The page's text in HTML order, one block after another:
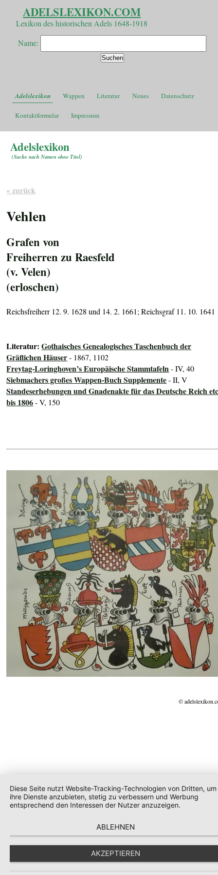
ADELSLEXIKON.COM
Lexikon des historischen Adels 1648-1918
Name:
Adelslexikon Wappen Literatur Neues Datenschutz
Kontaktformular Impressum
Adelslexikon
(Suche nach Namen ohne Titel)
« zurück
Vehlen
Grafen von
Freiherren zu Raesfeld
(v. Velen)
(erloschen)
Reichsfreiherr 12. 9. 1628 und 14. 2. 1661; Reichsgraf 11. 10. 1641
Literatur:Gothaisches Genealogisches Taschenbuch der
Gräflichen Häuser- 1867, 1102
Freytag-Loringhoven’s Europäische Stammtafeln- IV, 40
Siebmachers großes Wappen-Buch Supplemente- II, V
Standeserhebungen und Gnadenakte für das Deutsche Reich
bis 1806- V, 150
©
Diese Seite nutzt Website-Tracking-Technologien von Dritten, um
ihre Dienste anzubieten, stetig zu verbessern und Werbung
entsprechend den Interessen der Nutzer anzuzeigen.
ABLEHNEN
AKZEPTIEREN